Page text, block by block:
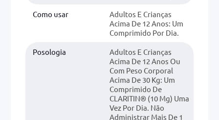
Como usar
Adultos E Crianças
Acima De 12 Anos: Um
Comprimido Por Dia.
Posologia
Adultos E Crianças
Acima De 12 Anos Ou
Com Peso Corporal
Acima De 30 Kg: Um
Comprimido De
CLARITIN® (10 Mg) Uma
Vez Por Dia. Não
Administrar Mais De 1